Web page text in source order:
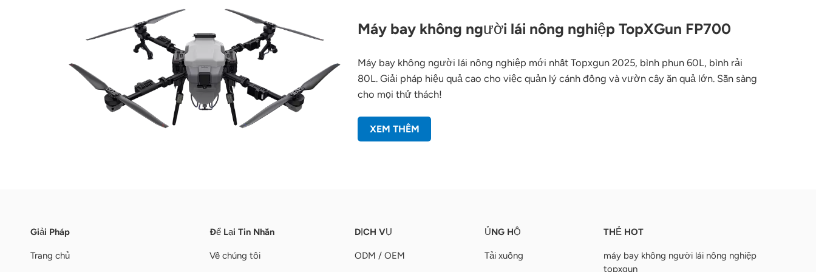
Máy bay không người lái nông nghiệp TopXGun FP700
Máy bay không người lái nông nghiệp mới nhất Topxgun 2025, bình phun 60L, bình rải
80L. Giải pháp hiệu quả cao cho việc quản lý cánh đồng và vườn cây ăn quả lớn. Sẵn sàng
cho mọi thử thách!
XEM THÊM
Giải Pháp
Trang chủ
Để Lại Tin Nhắn
Về chúng tôi
DỊCH VỤ
ODM / OEM
ỦNG HỘ
Tải xuống
THẺ HOT
máy bay không người lái nông nghiệp
topxgun